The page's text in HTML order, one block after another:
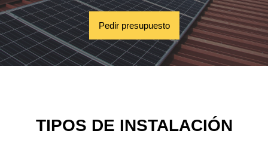
Pedir presupuesto
TIPOS DE INSTALACIÓN